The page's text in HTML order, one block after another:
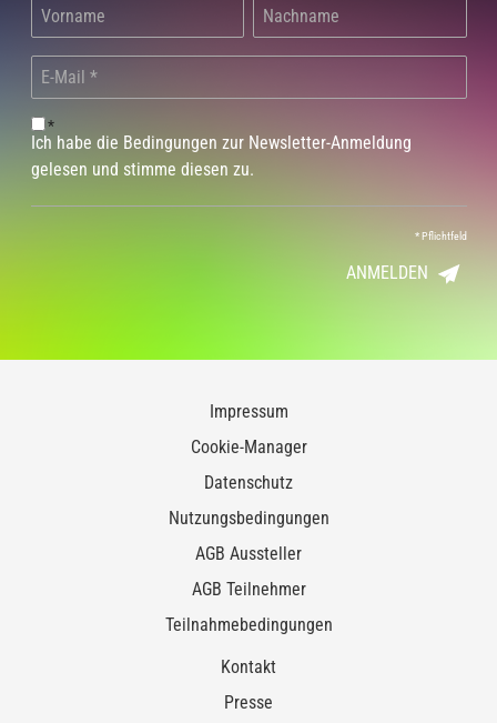
*
Ich habe die Bedingungen zur Newsletter-Anmeldung
gelesen und stimme diesen zu.
*Pflichtfeld
ANMELDEN
Impressum
Cookie-Manager
Datenschutz
Nutzungsbedingungen
AGB Aussteller
AGB Teilnehmer
Teilnahmebedingungen
Kontakt
Presse